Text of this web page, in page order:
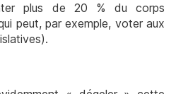
plus de 20 % du corps
peut, par exemple, voter aux